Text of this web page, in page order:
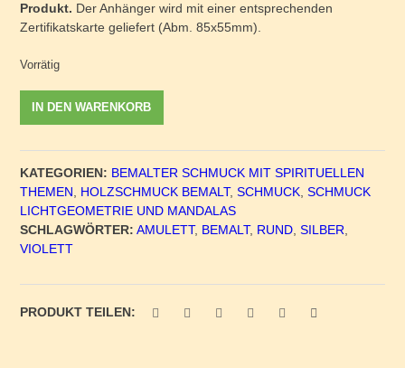
Produkt. Der Anhänger wird mit einer entsprechenden
Zertifikatskarte geliefert (Abm. 85x55mm).
Vorrätig
Amulett
violett
-
Unikat
Nr.
506
Menge
IN DEN WARENKORB
KATEGORIEN: BEMALTER SCHMUCK MIT SPIRITUELLEN
THEMEN, HOLZSCHMUCK BEMALT,SCHMUCK,SCHMUCK
LICHTGEOMETRIE UND MANDALAS
SCHLAGWÖRTER: AMULETT, BEMALT, RUND,SILBER,
VIOLETT
PRODUKT TEILEN: